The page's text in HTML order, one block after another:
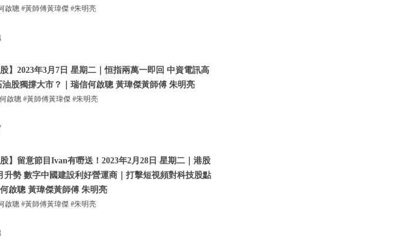
啟聰 #黃師傅黃瑋傑 #朱明亮
股】2023年3月7日 星期二｜恒指兩萬一即回 中資電訊高
油股獨撐大市？｜瑞信何啟聰 黃瑋傑黃師傅 朱明亮
啟聰 #黃師傅黃瑋傑 #朱明亮
股】留意節目Ivan有嘢送！2023年2月28日 星期二｜港股
升勢 數字中國建設利好營運商｜打擊短視頻對科技股點
啟聰 黃瑋傑黃師傅 朱明亮
啟聰 #黃師傅黃瑋傑 #朱明亮